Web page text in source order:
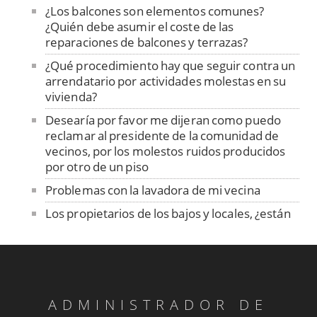
¿Los balcones son elementos comunes?
¿Quién debe asumir el coste de las
reparaciones de balcones y terrazas?
¿Qué procedimiento hay que seguir contra un
arrendatario por actividades molestas en su
vivienda?
Desearía por favor me dijeran como puedo
reclamar al presidente de la comunidad de
vecinos, por los molestos ruidos producidos
por otro de un piso
Problemas con la lavadora de mi vecina
Los propietarios de los bajos y locales, ¿están
complementarias? Efectivamente lo
ADMINISTRADOR DE